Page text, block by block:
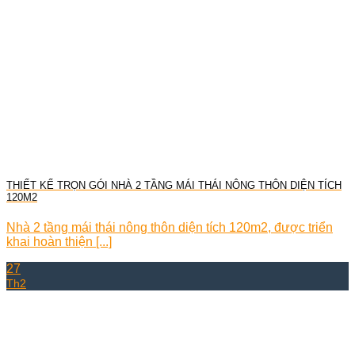
THIẾT KẾ TRỌN GÓI NHÀ 2 TẦNG MÁI THÁI NÔNG THÔN DIỆN TÍCH
120M2
Nhà 2 tầng mái thái nông thôn diện tích 120m2, được triển
khai hoàn thiện [...]
27
Th2